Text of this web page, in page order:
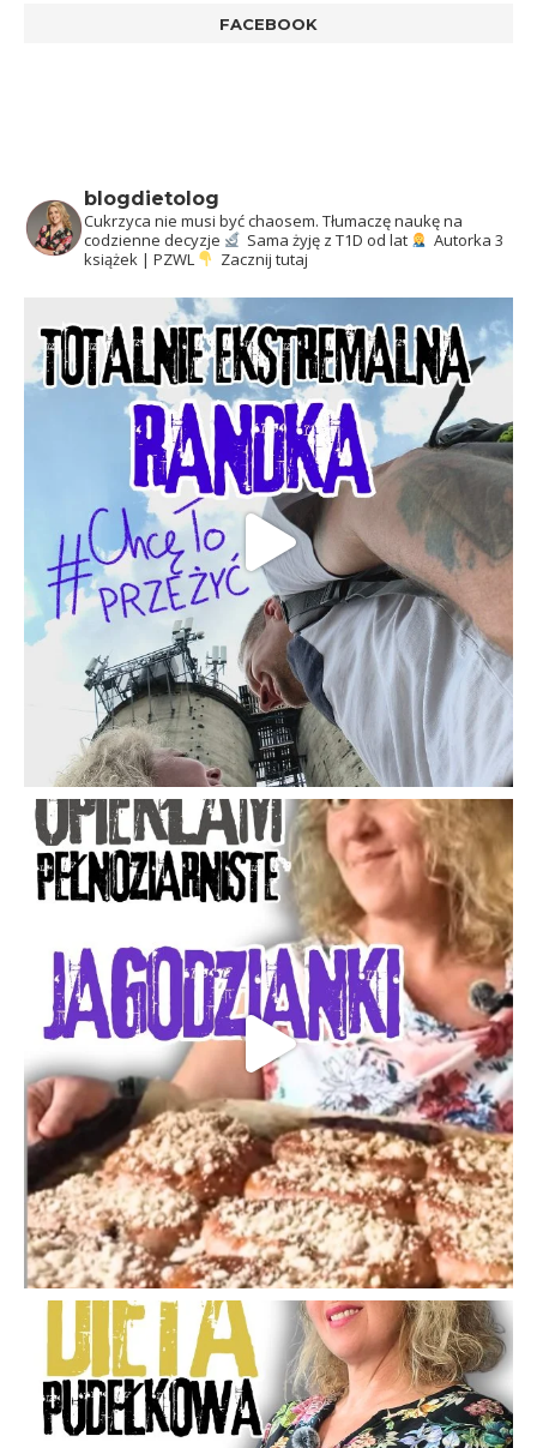
FACEBOOK
blogdietolog
Cukrzyca nie musi być chaosem. Tłumaczę naukę na
codzienne decyzje
Sama żyję z T1D od lat
Autorka 3
książek | PZWL
Zacznij tutaj